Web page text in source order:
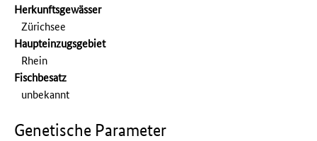
Herkunftsgewässer
Zürichsee
Haupteinzugsgebiet
Rhein
Fischbesatz
unbekannt
Genetische Parameter